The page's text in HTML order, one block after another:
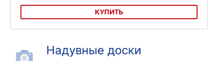
КУПИТЬ
Надувные доски